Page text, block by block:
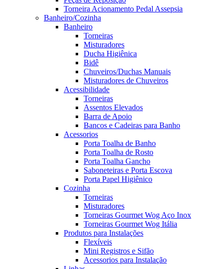
Torneira Acionamento Pedal Assepsia
Banheiro/Cozinha
Banheiro
Torneiras
Misturadores
Ducha Higiênica
Bidê
Chuveiros/Duchas Manuais
Misturadores de Chuveiros
Acessibilidade
Torneiras
Assentos Elevados
Barra de Apoio
Bancos e Cadeiras para Banho
Acessorios
Porta Toalha de Banho
Porta Toalha de Rosto
Porta Toalha Gancho
Saboneteiras e Porta Escova
Porta Papel Higiênico
Cozinha
Torneiras
Misturadores
Torneiras Gourmet Wog Aço Inox
Torneiras Gourmet Wog Itália
Produtos para Instalações
Flexíveis
Mini Registros e Sifão
Acessorios para Instalação